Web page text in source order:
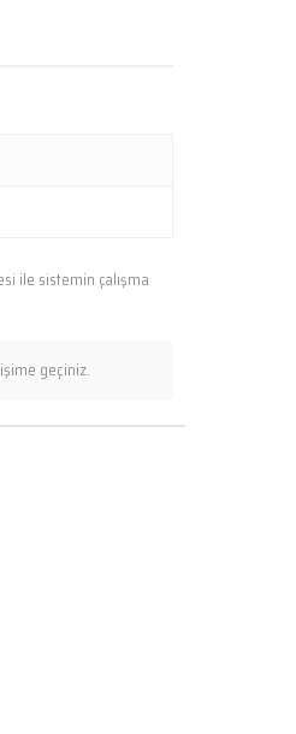
ile sistemin çalışma
geçiniz.